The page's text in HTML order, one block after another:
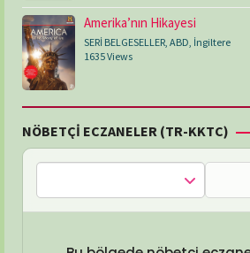
Amerika’nın Hikayesi
SERİ BELGESELLER, ABD, İngiltere
1635 Views
NÖBETÇİ ECZANELER (TR-KKTC)